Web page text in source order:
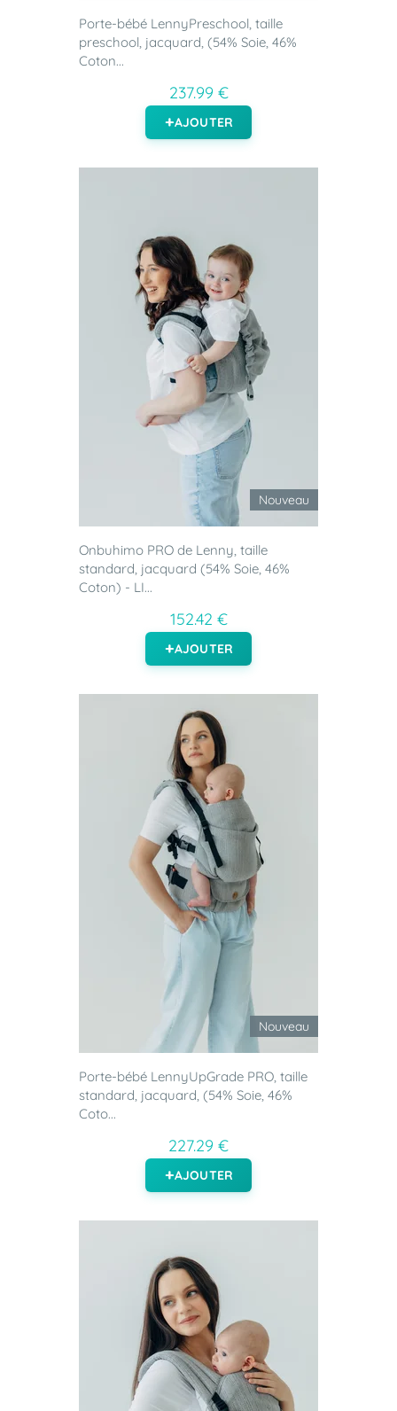
Porte-bébé LennyPreschool, taille
preschool, jacquard, (54% Soie, 46%
Coton...
237.99 €
AJOUTER
Nouveau
Onbuhimo PRO de Lenny, taille
standard, jacquard (54% Soie, 46%
Coton) - LI...
152.42 €
AJOUTER
Nouveau
Porte-bébé LennyUpGrade PRO, taille
standard, jacquard, (54% Soie, 46%
Coto...
227.29 €
AJOUTER